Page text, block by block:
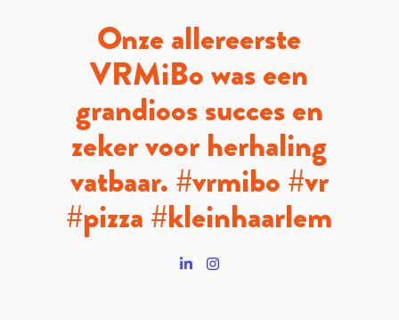
Onze allereerste
VRMiBo was een
grandioos succes en
zeker voor herhaling
vatbaar. #vrmibo #vr
#pizza #kleinhaarlem